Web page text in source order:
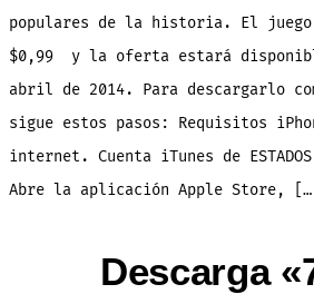
populares de la historia. El juego
$0,99 y la oferta estará
abril de 2014. Para descargarlo
sigue estos pasos: Requisitos
internet. Cuenta iTunes de ESTADOS
Abre la aplicación Apple Store,
Descarga